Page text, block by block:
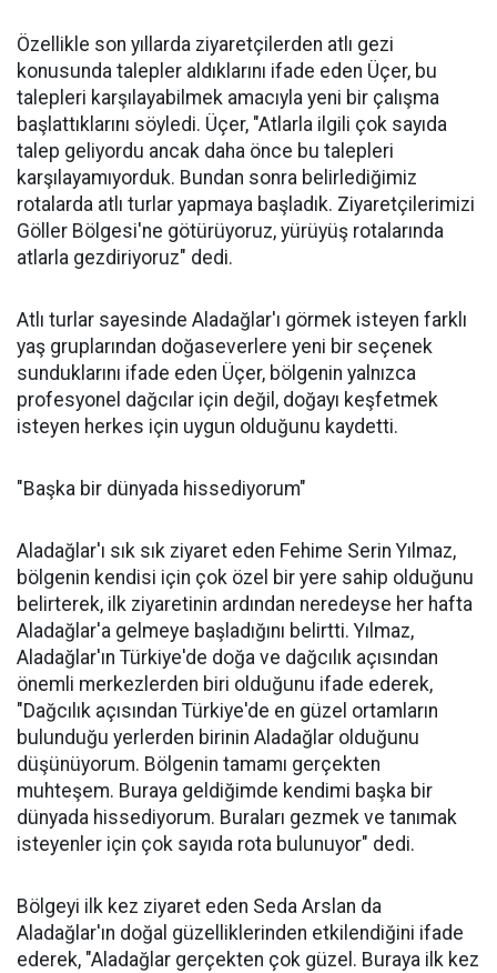
Özellikle son yıllarda ziyaretçilerden atlı gezi
konusunda talepler aldıklarını ifade eden Üçer, bu
talepleri karşılayabilmek amacıyla yeni bir çalışma
başlattıklarını söyledi. Üçer, "Atlarla ilgili çok sayıda
talep geliyordu ancak daha önce bu talepleri
karşılayamıyorduk. Bundan sonra belirlediğimiz
rotalarda atlı turlar yapmaya başladık. Ziyaretçilerimizi
Göller Bölgesi'ne götürüyoruz, yürüyüş rotalarında
atlarla gezdiriyoruz" dedi.
Atlı turlar sayesinde Aladağlar'ı görmek isteyen farklı
yaş gruplarından doğaseverlere yeni bir seçenek
sunduklarını ifade eden Üçer, bölgenin yalnızca
profesyonel dağcılar için değil, doğayı keşfetmek
isteyen herkes için uygun olduğunu kaydetti.
"Başka bir dünyada hissediyorum"
Aladağlar'ı sık sık ziyaret eden Fehime Serin Yılmaz,
bölgenin kendisi için çok özel bir yere sahip olduğunu
belirterek, ilk ziyaretinin ardından neredeyse her hafta
Aladağlar'a gelmeye başladığını belirtti. Yılmaz,
Aladağlar'ın Türkiye'de doğa ve dağcılık açısından
önemli merkezlerden biri olduğunu ifade ederek,
"Dağcılık açısından Türkiye'de en güzel ortamların
bulunduğu yerlerden birinin Aladağlar olduğunu
düşünüyorum. Bölgenin tamamı gerçekten
muhteşem. Buraya geldiğimde kendimi başka bir
dünyada hissediyorum. Buraları gezmek ve tanımak
isteyenler için çok sayıda rota bulunuyor" dedi.
Bölgeyi ilk kez ziyaret eden Seda Arslan da
Aladağlar'ın doğal güzelliklerinden etkilendiğini ifade
ederek, "Aladağlar gerçekten çok güzel. Buraya ilk kez